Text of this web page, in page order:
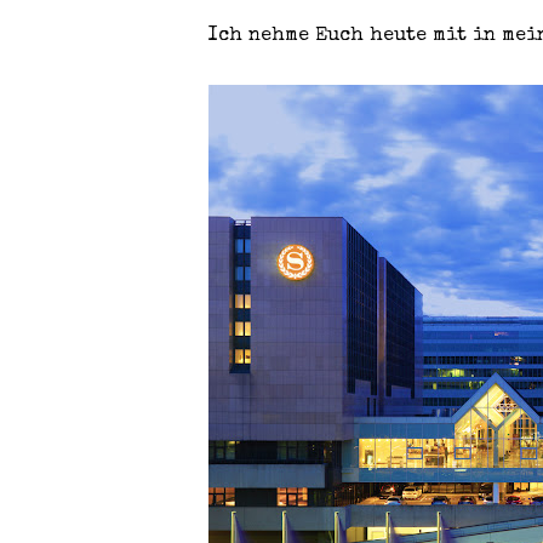
Ich nehme Euch heute mit in